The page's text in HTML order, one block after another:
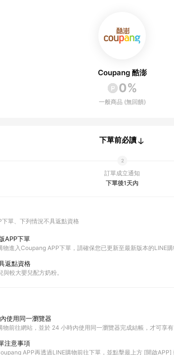
Coupang 酷澎
0%
一般商品 (無回饋)
下單前必讀
訂單成立通知
下單後1天內
下單 下列情況不具返點資格
APP下單
物進入Coupang APP下單，請確保您已更新至最新版本的LINE購
返點資格
較大嬰兒配方奶粉。
使用同一瀏覽器
物前往網站，並於 24 小時內使用同一瀏覽器完成結帳，才可享有
注意事項
APP再透過LINE購物前往下單，並點擊最上方 [開啟APP]